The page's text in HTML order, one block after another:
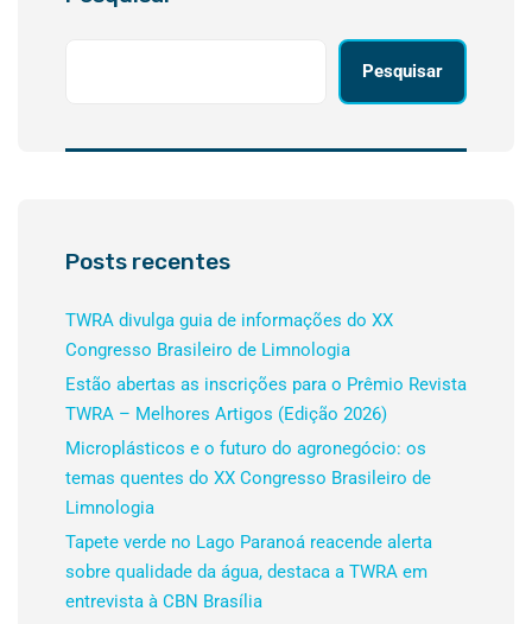
Pesquisar
Posts recentes
TWRA divulga guia de informações do XX
Congresso Brasileiro de Limnologia
Estão abertas as inscrições para o Prêmio Revista
TWRA – Melhores Artigos (Edição 2026)
Microplásticos e o futuro do agronegócio: os
temas quentes do XX Congresso Brasileiro de
Limnologia
Tapete verde no Lago Paranoá reacende alerta
sobre qualidade da água, destaca a TWRA em
entrevista à CBN Brasília